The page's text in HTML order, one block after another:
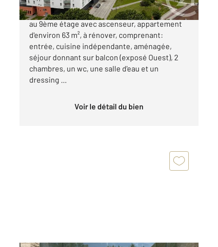
VANNES NORD. Dans une résidence sécurisée,
au 9ème étage avec ascenseur, appartement
d'environ 63 m², à rénover, comprenant:
entrée, cuisine indépendante, aménagée,
séjour donnant sur balcon (exposé Ouest), 2
chambres, un wc, une salle d'eau et un
dressing ...
Voir le détail du bien